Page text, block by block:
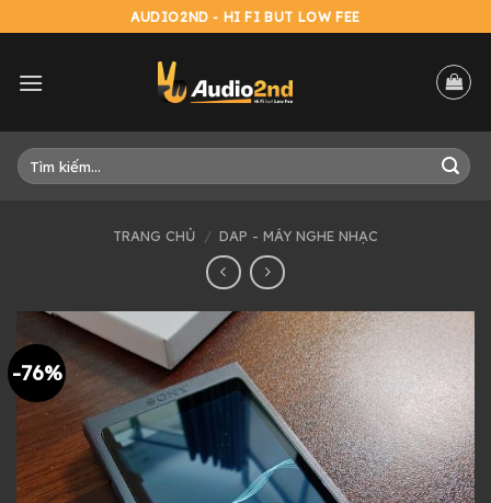
to
AUDIO2ND - HI FI BUT LOW FEE
Tìm
kiếm:
TRANG CHỦ / DAP - MÁY NGHE NHẠC
-76%